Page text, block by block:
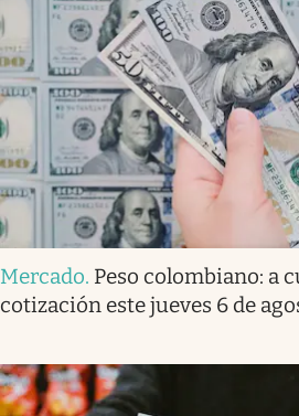
Mercado. Peso colombiano: a
cotización este jueves 6 de